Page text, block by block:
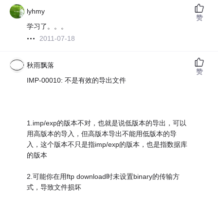
lyhmy
学习了。。。
2011-07-18
赞
秋雨飘落
IMP-00010: 不是有效的导出文件
1.imp/exp的版本不对，也就是说低版本的导出，可以
用高版本的导入，但高版本导出不能用低版本的导
入，这个版本不只是指imp/exp的版本，也是指数据库
的版本
2.可能你在用ftp download时未设置binary的传输方
式，导致文件损坏
赞